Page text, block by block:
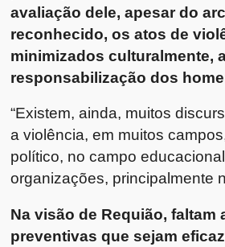
avaliação dele, apesar do
reconhecido, os atos de
minimizados culturalmente,
responsabilização dos
“Existem, ainda, muitos
a violência, em muitos
político, no campo
organizações, principalmente
Na visão de Requião, faltam
preventivas que sejam